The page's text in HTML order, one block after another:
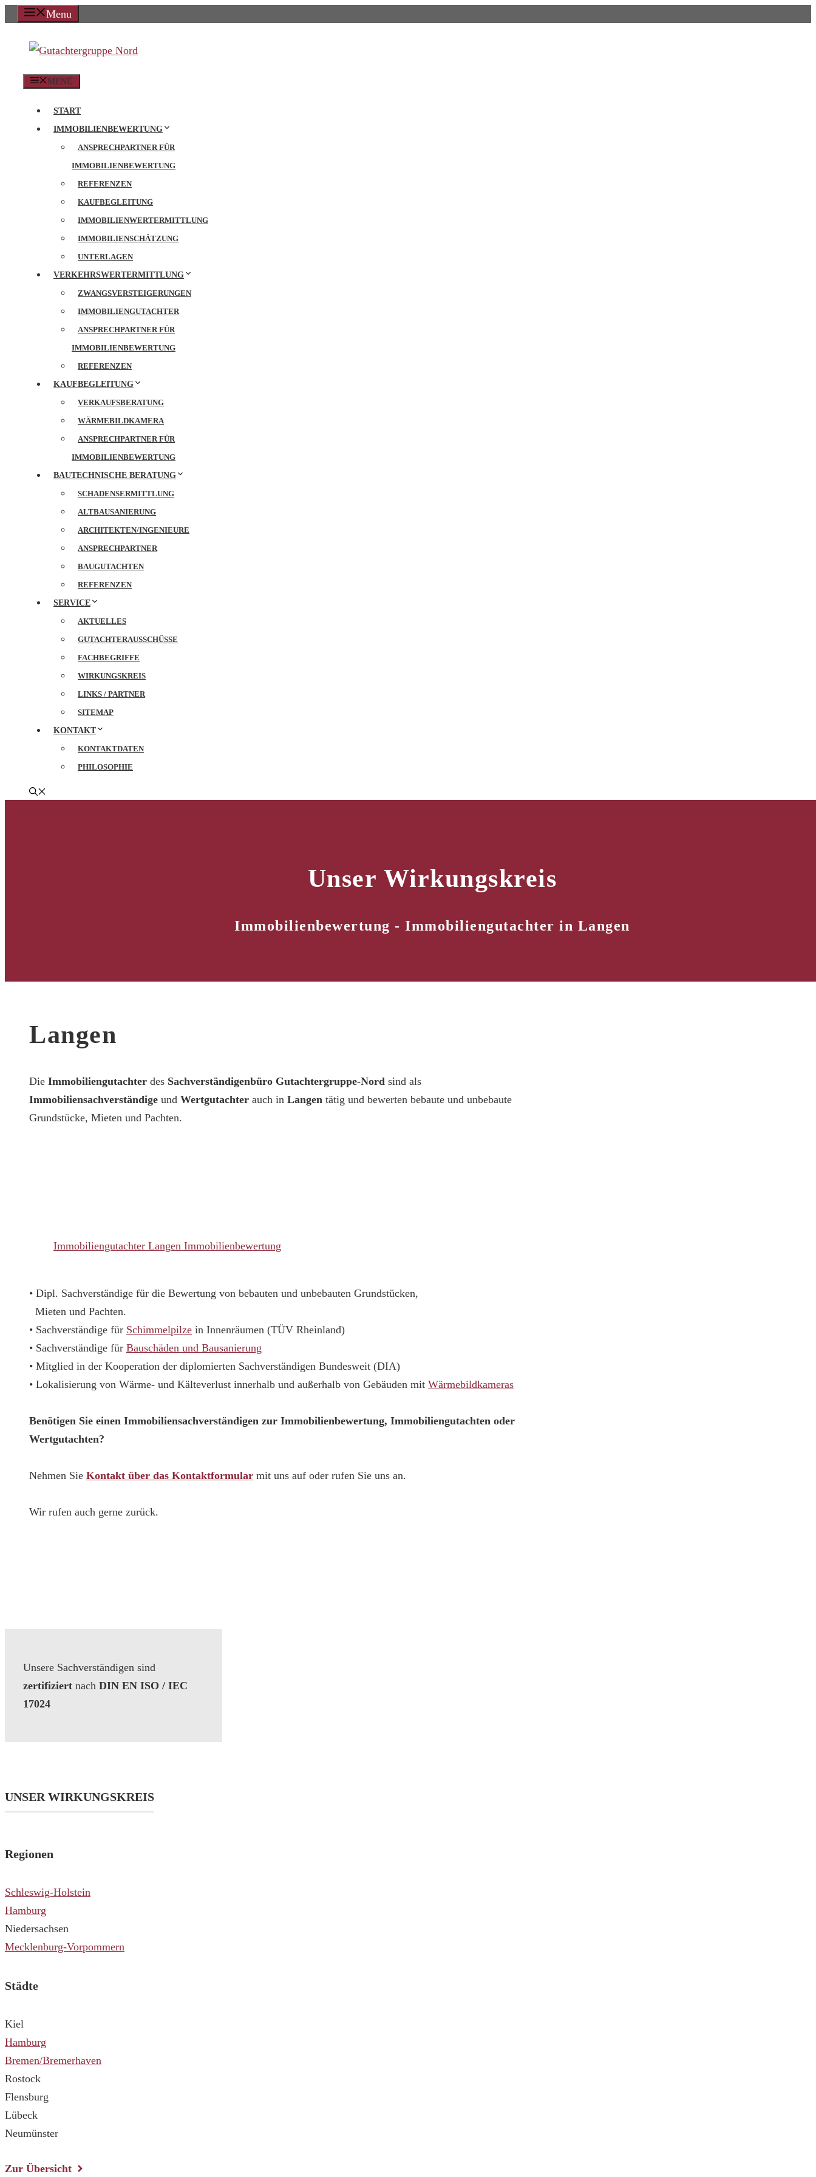
Zum
springen
Menu
MENÜ
START
IMMOBILIENBEWERTUNG
ANSPRECHPARTNER FÜR
IMMOBILIENBEWERTUNG
REFERENZEN
KAUFBEGLEITUNG
IMMOBILIENWERTERMITTLUNG
IMMOBILIENSCHÄTZUNG
UNTERLAGEN
VERKEHRSWERTERMITTLUNG
ZWANGSVERSTEIGERUNGEN
IMMOBILIENGUTACHTER
ANSPRECHPARTNER FÜR
IMMOBILIENBEWERTUNG
REFERENZEN
KAUFBEGLEITUNG
VERKAUFSBERATUNG
WÄRMEBILDKAMERA
ANSPRECHPARTNER FÜR
IMMOBILIENBEWERTUNG
BAUTECHNISCHE BERATUNG
SCHADENSERMITTLUNG
ALTBAUSANIERUNG
ARCHITEKTEN/INGENIEURE
ANSPRECHPARTNER
BAUGUTACHTEN
REFERENZEN
SERVICE
AKTUELLES
GUTACHTERAUSSCHÜSSE
FACHBEGRIFFE
WIRKUNGSKREIS
LINKS / PARTNER
SITEMAP
KONTAKT
KONTAKTDATEN
PHILOSOPHIE
Unser Wirkungskreis
Immobilienbewertung - Immobiliengutachter in Langen
Langen
Die Immobiliengutachter des Sachverständigenbüro Gutachtergruppe-Nord sind als
Immobiliensachverständige und Wertgutachter auch in Langen tätig und bewerten bebaute und unbebaute
Grundstücke, Mieten und Pachten.
Immobiliengutachter Langen Immobilienbewertung
• Dipl. Sachverständige für die Bewertung von bebauten und unbebauten Grundstücken,
Mieten und Pachten.
• Sachverständige für Schimmelpilze in Innenräumen (TÜV Rheinland)
• Sachverständige für Bauschäden und Bausanierung
• Mitglied in der Kooperation der diplomierten Sachverständigen Bundesweit (DIA)
• Lokalisierung von Wärme- und Kälteverlust innerhalb und außerhalb von Gebäuden mit Wärmebildkameras
Benötigen Sie einen Immobiliensachverständigen zur Immobilienbewertung, Immobiliengutachten oder
Wertgutachten?
Nehmen Sie Kontakt über das Kontaktformular mit uns auf oder rufen Sie uns an.
Wir rufen auch gerne zurück.
Unsere Sachverständigen sind
zertifiziert nach DIN EN ISO / IEC
17024
UNSER WIRKUNGSKREIS
Regionen
Schleswig-Holstein
Hamburg
Niedersachsen
Mecklenburg-Vorpommern
Städte
Kiel
Hamburg
Bremen/Bremerhaven
Rostock
Flensburg
Lübeck
Neumünster
Zur Übersicht